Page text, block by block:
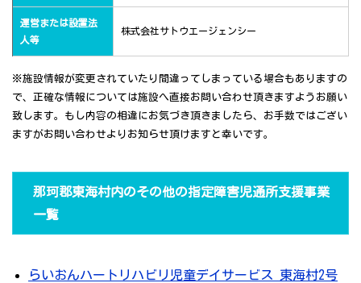
運営または設置法
人等
株式会社サトウエージェンシー
※施設情報が変更されていたり間違ってしまっている場合もありますの
で、正確な情報については施設へ直接お問い合わせ頂きますようお願い
致します。もし内容の相違にお気づき頂きましたら、お手数ではござい
ますがお問い合わせよりお知らせ頂けますと幸いです。
那珂郡東海村内のその他の指定障害児通所支援事業
一覧
らいおんハートリハビリ児童デイサービス 東海村2号